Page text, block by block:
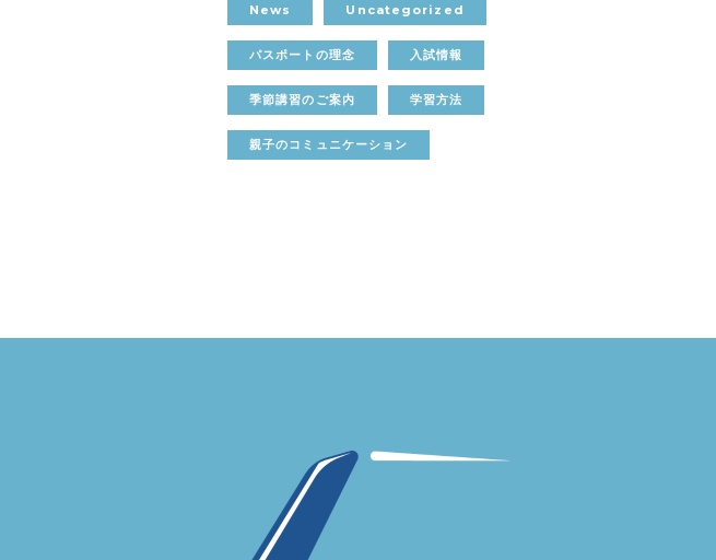
News Uncategorized
パスポートの理念 入試情報
季節講習のご案内 学習方法
親子のコミュニケーション